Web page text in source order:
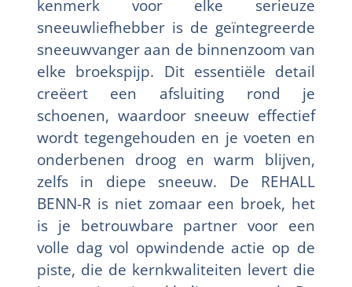
kenmerk voor elke serieuze
sneeuwliefhebber is de geïntegreerde
sneeuwvanger aan de binnenzoom van
elke broekspijp. Dit essentiële detail
creëert een afsluiting rond je
schoenen, waardoor sneeuw effectief
wordt tegengehouden en je voeten en
onderbenen droog en warm blijven,
zelfs in diepe sneeuw. De REHALL
BENN-R is niet zomaar een broek, het
is je betrouwbare partner voor een
volle dag vol opwindende actie op de
piste, die de kernkwaliteiten levert die